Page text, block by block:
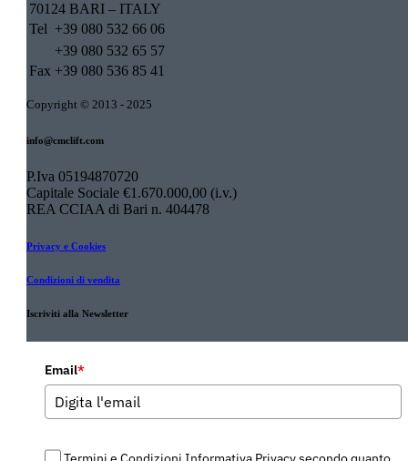
70124 BARI – ITALY
Tel +39 080 532 66 06
+39 080 532 65 57
Fax +39 080 536 85 41
Copyright © 2013 - 2025
info@cmclift.com
P.Iva 05194870720
Capitale Sociale €1.670.000,00 (i.v.)
REA CCIAA di Bari n. 404478
Privacy e Cookies
Condizioni di vendita
Iscriviti alla Newsletter
Email*